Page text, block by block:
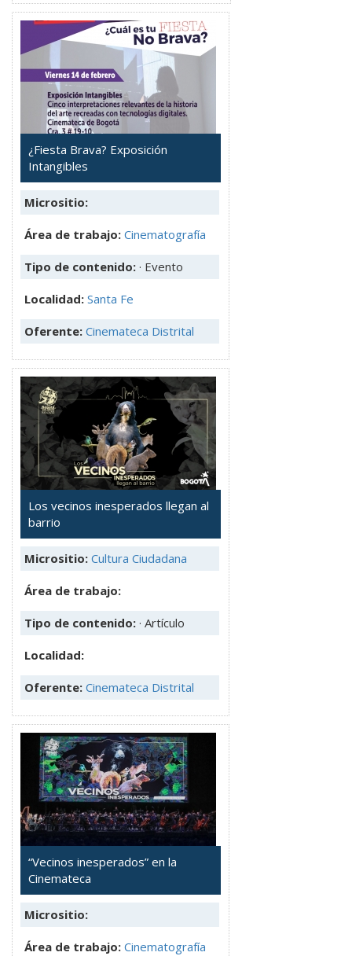
¿Fiesta Brava? Exposición
Intangibles
Micrositio:
Área de trabajo: Cinematografía
Tipo de contenido: · Evento
Localidad: Santa Fe
Oferente: Cinemateca Distrital
Los vecinos inesperados llegan al
barrio
Micrositio: Cultura Ciudadana
Área de trabajo:
Tipo de contenido: · Artículo
Localidad:
Oferente: Cinemateca Distrital
“Vecinos inesperados” en la
Cinemateca
Micrositio:
Área de trabajo: Cinematografía